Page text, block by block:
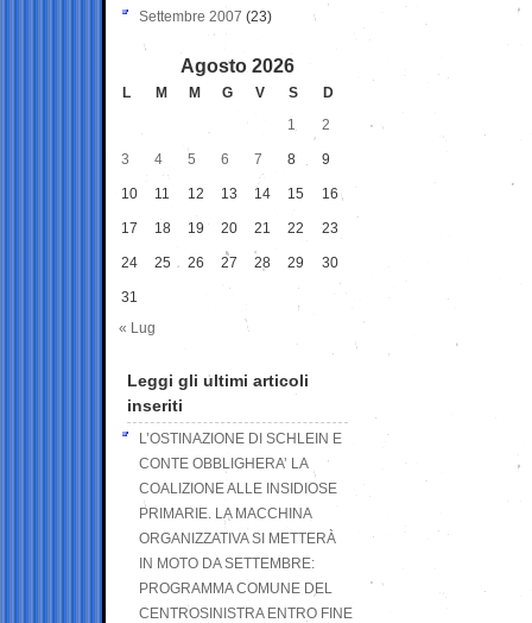
Settembre 2007 (23)
Agosto 2026
L M M G V S
D
1
2
3 4 5 6 7 8 9
10 11 12 13 14 15 16
17 18 19 20 21 22 23
24 25 26 27 28 29 30
31
« Lug
Leggi gli ultimi articoli
inseriti
L’OSTINAZIONE DI SCHLEIN E
CONTE OBBLIGHERA’ LA
COALIZIONE ALLE INSIDIOSE
PRIMARIE. LA MACCHINA
ORGANIZZATIVA SI METTERÀ
IN MOTO DA SETTEMBRE:
PROGRAMMA COMUNE DEL
CENTROSINISTRA ENTRO FINE